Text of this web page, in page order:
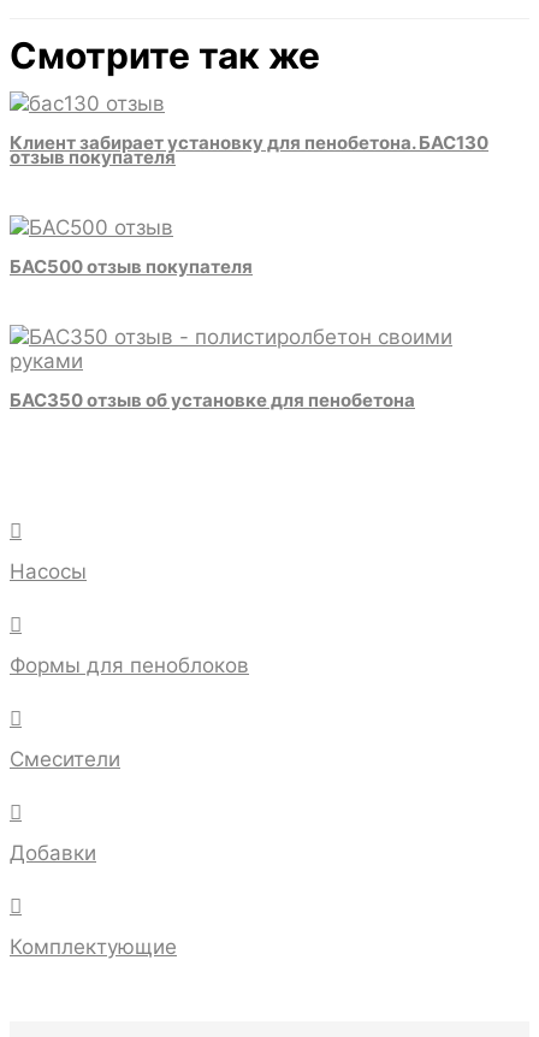
Смотрите так же
Клиент забирает установку для пенобетона. БАС130
отзыв покупателя
БАС500 отзыв покупателя
БАС350 отзыв об установке для пенобетона

Насосы

Формы для пеноблоков

Смесители

Добавки

Комплектующие